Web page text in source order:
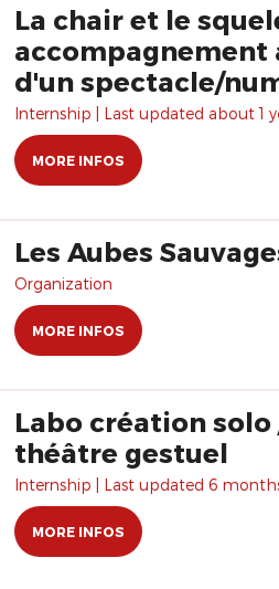
La chair et le
accompagnement
d'un spectacle/
Internship | Last updated about 1
MORE INFOS
Les Aubes
Organization
MORE INFOS
Labo création
théâtre gestuel
Internship | Last updated 6
MORE INFOS